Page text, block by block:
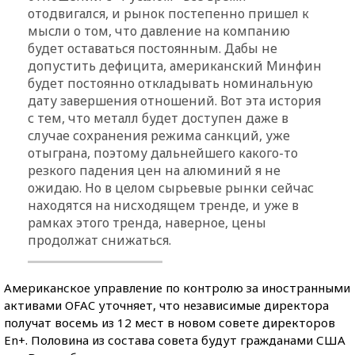
отодвигался, и рынок постепенно пришел к
мысли о том, что давление на компанию
будет оставаться постоянным. Дабы не
допустить дефицита, американский Минфин
будет постоянно откладывать номинальную
дату завершения отношений. Вот эта история
с тем, что металл будет доступен даже в
случае сохранения режима санкций, уже
отыграна, поэтому дальнейшего какого-то
резкого падения цен на алюминий я не
ожидаю. Но в целом сырьевые рынки сейчас
находятся на нисходящем тренде, и уже в
рамках этого тренда, наверное, цены
продолжат снижаться.
Американское управление по контролю за иностранными
активами OFAC уточняет, что независимые директора
получат восемь из 12 мест в новом совете директоров
En+. Половина из состава совета будут гражданами США